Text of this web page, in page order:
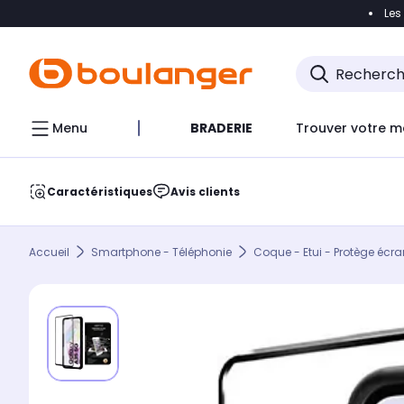
Accéder
Menu BRADERIE Trouver votre
Caractéristiques Avis clients
Accueil Smartphone - Téléphonie Coque - Etui - Protège